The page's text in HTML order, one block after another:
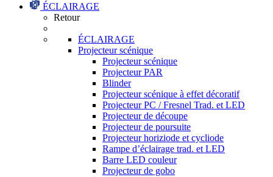
ÉCLAIRAGE
Retour
ÉCLAIRAGE
Projecteur scénique
Projecteur scénique
Projecteur PAR
Blinder
Projecteur scénique à effet décoratif
Projecteur PC / Fresnel Trad. et LED
Projecteur de découpe
Projecteur de poursuite
Projecteur horiziode et cycliode
Rampe d’éclairage trad. et LED
Barre LED couleur
Projecteur de gobo